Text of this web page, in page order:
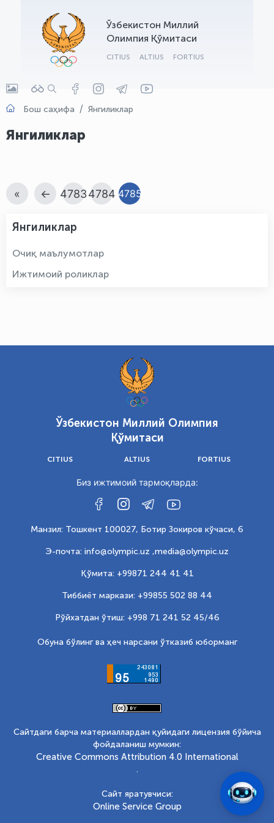
Ўзбекистон Миллий
Олимпия Қўмитаси
CITIUS ALTIUS FORTIUS
Бош саҳифа Янгиликлар
Янгиликлар
« ← 47834784 4785
Янгиликлар
Очиқ маълумотлар
Ижтимоий роликлар
Ўзбекистон Миллий Олимпия
Қўмитаси
CITIUS ALTIUS FORTIUS
Биз ижтимоий тармоқларда:
Манзил: Тошкент 100027, Ботир Зокиров кўчаси, 6
Э-почта: info@olympic.uz ,media@olympic.uz
Қўмита: +99871 244 41 41
Тиббиёт маркази: +99855 502 88 44
Рўйхатдан ўтиш: +998 71 241 52 45/46
Обуна бўлинг ва ҳеч нарсани ўтказиб юборманг
Сайтдаги барча материаллардан қуйидаги лицензия бўйича
фойдаланиш мумкин:
Creative Commons Attribution 4.0 International
.
Сайт яратувчиси:
Online Service Group
OLYMPCHIK AI - yordamchi
Онлайн · olympic.uz